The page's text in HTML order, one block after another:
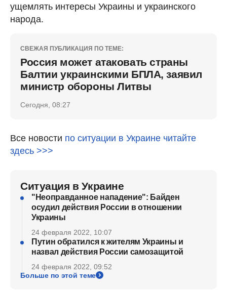
ущемлять интересы Украины и украинского
народа.
СВЕЖАЯ ПУБЛИКАЦИЯ ПО ТЕМЕ:
Россия может атаковать страны
Балтии украинскими БПЛА, заявил
министр обороны Литвы
Сегодня, 08:27
Все новости по ситуации в Украине читайте
здесь >>>
Ситуация в Украине
"Неоправданное нападение": Байден
осудил действия России в отношении
Украины
24 февраля 2022, 10:07
Путин обратился к жителям Украины и
назвал действия России самозащитой
24 февраля 2022, 09:52
Больше по этой теме